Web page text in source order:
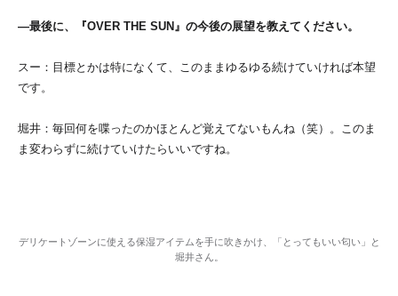
―最後に、『OVER THE SUN』の今後の展望を教えてください。
スー：目標とかは特になくて、このままゆるゆる続けていければ本望
です。
堀井：毎回何を喋ったのかほとんど覚えてないもんね（笑）。このま
ま変わらずに続けていけたらいいですね。
デリケートゾーンに使える保湿アイテムを手に吹きかけ、「とってもいい匂い」と
堀井さん。